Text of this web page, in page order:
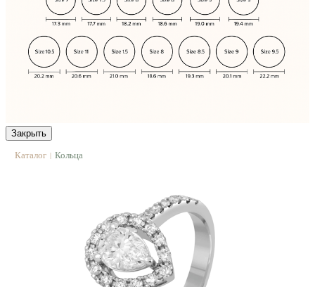
Закрыть
Каталог | Кольца